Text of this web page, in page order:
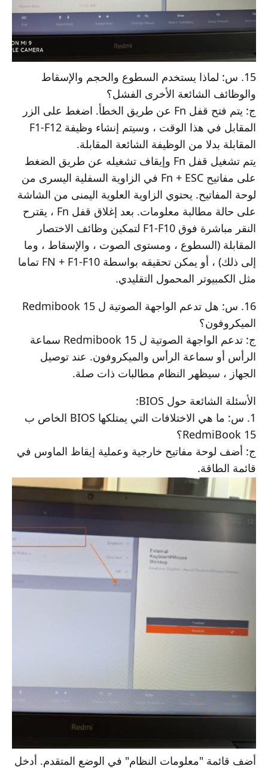
15. س: لماذا يستخدم السطوع والحجم والإسقاط
والوظائف الشائعة الأخرى الفشل؟
ج: يتم فتح قفل Fn عن طريق الخطأ. اضغط على الزر
المقابل في هذا الوقت ، وسيتم إنشاء وظيفة F1-F12
المقابلة بدلا من الوظيفة الشائعة المقابلة.
يتم تشغيل قفل Fn وإيقاف تشغيله عن طريق الضغط
على مفاتيح Fn + ESC في الزاوية السفلية اليسرى من
لوحة المفاتيح. يحتوي الزاوية العلوية اليمنى من الشاشة
على حالة مطالبة معلومات. بعد إغلاق قفل Fn ، يقترح
النقر مباشرة فوق F1-F10 لتمكين وظائف الاختصار
المقابلة (السطوع ، ومستوى الصوت ، والإسقاط ، وما
إلى ذلك) ، أو يمكن تحقيقه بواسطة FN + F1-F10 تماما
مثل الكمبيوتر المحمول التقليدي.
16. س: هل تدعم الواجهة الصوتية ل Redmibook 15
الميكروفون؟
ج: تدعم الواجهة الصوتية ل Redmibook 15 سماعة
الرأس أو سماعة الرأس والميكروفون. عند توصيل
الجهاز ، سيظهر النظام مطالبات ذات صلة.
الأسئلة الشائعة حول BIOS:
1. س: ما هي الاختلافات التي يمتلكها BIOS الخاص ب
RedmiBook 15؟
ج: أضف لوحة مفاتيح خارجية وعملية إيقاظ الماوس في
قائمة الطاقة.
أضف قائمة "معلومات النظام" في الوضع المتقدم. أدخل